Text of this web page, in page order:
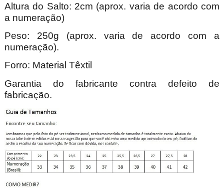
Altura do Salto: 2cm (aprox. varia de acordo com
a numeração)
Peso: 250g (aprox. varia de acordo com a
numeração).
Forro: Material Têxtil
Garantia do fabricante contra defeito de
fabricação.